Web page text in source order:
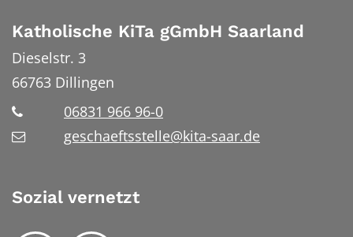
Katholische KiTa gGmbH Saarland
Dieselstr. 3
66763 Dillingen
06831 966 96-0
geschaeftsstelle@kita-saar.de
Sozial vernetzt